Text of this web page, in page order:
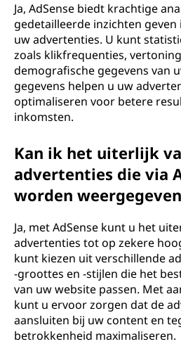
Ja, AdSense biedt krachtige
gedetailleerde inzichten geven
uw advertenties. U kunt
zoals klikfrequenties,
demografische gegevens van
gegevens helpen u uw
optimaliseren voor betere
inkomsten.
Kan ik het uiterlijk
advertenties die via
worden
Ja, met AdSense kunt u het
advertenties tot op zekere
kunt kiezen uit verschillende
-groottes en -stijlen die het
van uw website passen. Met
kunt u ervoor zorgen dat de
aansluiten bij uw content en
betrokkenheid maximaliseren.